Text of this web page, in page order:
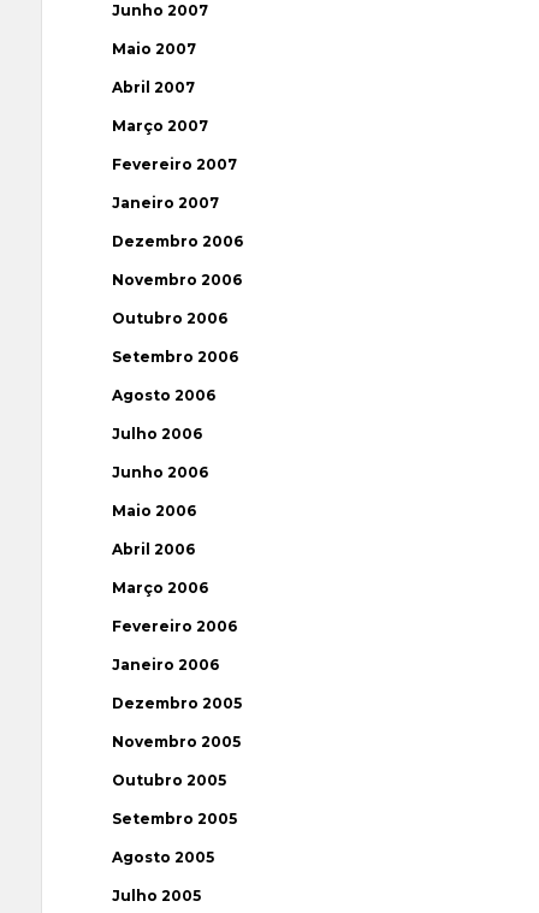
Junho 2007
Maio 2007
Abril 2007
Março 2007
Fevereiro 2007
Janeiro 2007
Dezembro 2006
Novembro 2006
Outubro 2006
Setembro 2006
Agosto 2006
Julho 2006
Junho 2006
Maio 2006
Abril 2006
Março 2006
Fevereiro 2006
Janeiro 2006
Dezembro 2005
Novembro 2005
Outubro 2005
Setembro 2005
Agosto 2005
Julho 2005